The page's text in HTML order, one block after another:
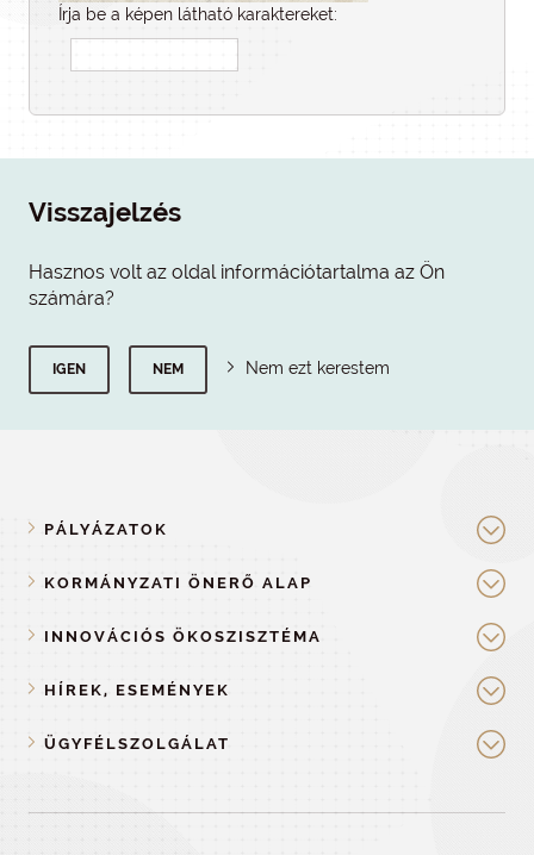
Írja be a képen látható karaktereket:
Visszajelzés
Hasznos volt az oldal információtartalma az Ön
számára?
IGEN NEM Nem ezt kerestem
PÁLYÁZATOK
KORMÁNYZATI ÖNERŐ ALAP
INNOVÁCIÓS ÖKOSZISZTÉMA
HÍREK, ESEMÉNYEK
ÜGYFÉLSZOLGÁLAT